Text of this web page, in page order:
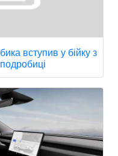
вступив у бійку з